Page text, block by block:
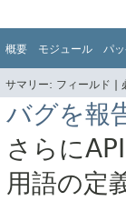
概要 モジュール パ
サマリー: フィールド |
バグを報
さらに
用語の定